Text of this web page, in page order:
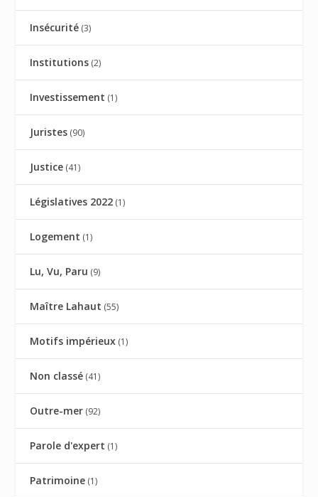
Insécurité (3)
Institutions (2)
Investissement (1)
Juristes (90)
Justice (41)
Législatives 2022 (1)
Logement (1)
Lu, Vu, Paru (9)
Maître Lahaut (55)
Motifs impérieux (1)
Non classé (41)
Outre-mer (92)
Parole d'expert (1)
Patrimoine (1)